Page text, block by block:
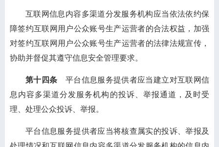
互联网信息内容多渠道分发服务机构应当依法依约保
障签约互联网用户公众账号生产运营者的合法权益，加强
对签约互联网用户公众账号生产运营者的法律法规宣传，
协助并督促其遵守信息安全管理要求。
第十四条 平台信息服务提供者应当建立对互联网信
息内容多渠道分发服务机构的投诉、举报通道，及时受
理、处理公众投诉、举报。
平台信息服务提供者应当将核查属实的投诉、举报及